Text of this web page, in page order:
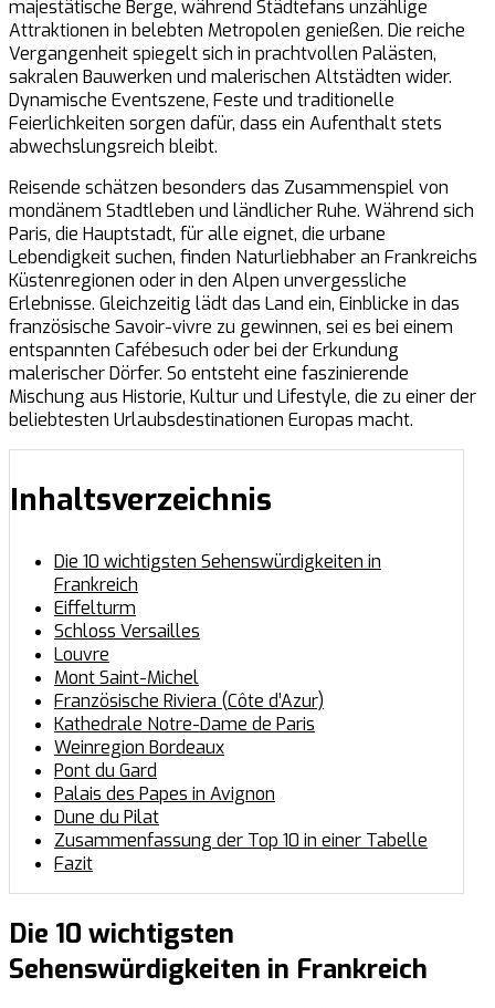
majestätische Berge, während Städtefans unzählige
Attraktionen in belebten Metropolen genießen. Die reiche
Vergangenheit spiegelt sich in prachtvollen Palästen,
sakralen Bauwerken und malerischen Altstädten wider.
Dynamische Eventszene, Feste und traditionelle
Feierlichkeiten sorgen dafür, dass ein Aufenthalt stets
abwechslungsreich bleibt.
Reisende schätzen besonders das Zusammenspiel von
mondänem Stadtleben und ländlicher Ruhe. Während sich
Paris, die Hauptstadt, für alle eignet, die urbane
Lebendigkeit suchen, finden Naturliebhaber an Frankreichs
Küstenregionen oder in den Alpen unvergessliche
Erlebnisse. Gleichzeitig lädt das Land ein, Einblicke in das
französische Savoir-vivre zu gewinnen, sei es bei einem
entspannten Cafébesuch oder bei der Erkundung
malerischer Dörfer. So entsteht eine faszinierende
Mischung aus Historie, Kultur und Lifestyle, die zu einer der
beliebtesten Urlaubsdestinationen Europas macht.
Inhaltsverzeichnis
Die 10 wichtigsten Sehenswürdigkeiten in
Frankreich
Eiffelturm
Schloss Versailles
Louvre
Mont Saint-Michel
Französische Riviera (Côte d’Azur)
Kathedrale Notre-Dame de Paris
Weinregion Bordeaux
Pont du Gard
Palais des Papes in Avignon
Dune du Pilat
Zusammenfassung der Top 10 in einer Tabelle
Fazit
Die 10 wichtigsten
Sehenswürdigkeiten in Frankreich